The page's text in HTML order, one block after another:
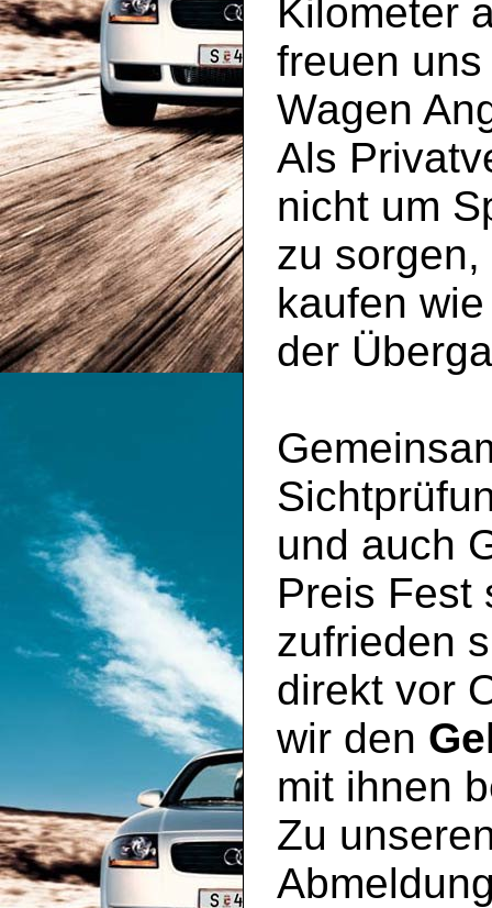
Kilometer
freuen
Wagen
Als
nicht um
zu
kaufen
der
und auch
Preis Fest
zufrieden
direkt vor
wir den
mit ihnen
Zu